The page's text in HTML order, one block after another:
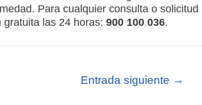
. Para cualquier consulta o solicitud
las 24 horas: 900 100 036.
Entrada siguiente →